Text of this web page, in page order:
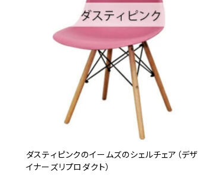
ダスティピンクのイームズのシェルチェア（デザ
イナーズリプロダクト）